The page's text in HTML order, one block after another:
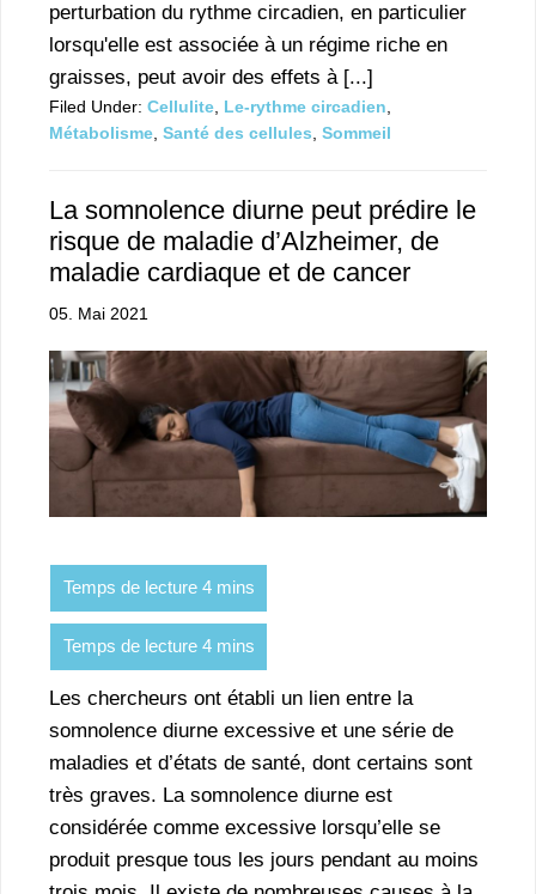
perturbation du rythme circadien, en particulier
lorsqu'elle est associée à un régime riche en
graisses, peut avoir des effets à [...]
Filed Under: Cellulite, Le-rythme circadien,
Métabolisme, Santé des cellules, Sommeil
La somnolence diurne peut prédire le
risque de maladie d’Alzheimer, de
maladie cardiaque et de cancer
05. Mai 2021
Les chercheurs ont établi un lien entre la
somnolence diurne excessive et une série de
maladies et d’états de santé, dont certains sont
très graves. La somnolence diurne est
considérée comme excessive lorsqu’elle se
produit presque tous les jours pendant au moins